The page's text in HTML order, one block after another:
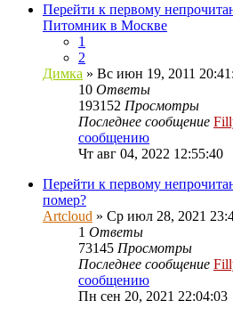
Перейти к первому
Питомник в Москве
1
2
Димка » Вс июн 19, 2011
10 Ответы
193152 Просмотры
Последнее сообщение
сообщению
Чт авг 04, 2022 12:55:40
Перейти к первому
помер?
Artcloud » Ср июл 28, 2021
1 Ответы
73145 Просмотры
Последнее сообщение
сообщению
Пн сен 20, 2021 22:04:03